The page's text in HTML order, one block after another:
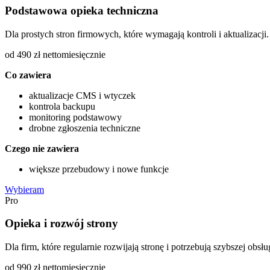
Podstawowa opieka techniczna
Dla prostych stron firmowych, które wymagają kontroli i aktualizacji.
od 490 zł nettomiesięcznie
Co zawiera
aktualizacje CMS i wtyczek
kontrola backupu
monitoring podstawowy
drobne zgłoszenia techniczne
Czego nie zawiera
większe przebudowy i nowe funkcje
Wybieram
Pro
Opieka i rozwój strony
Dla firm, które regularnie rozwijają stronę i potrzebują szybszej
od 990 zł nettomiesięcznie